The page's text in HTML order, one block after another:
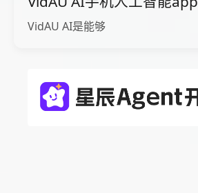
VidAU AI是能够